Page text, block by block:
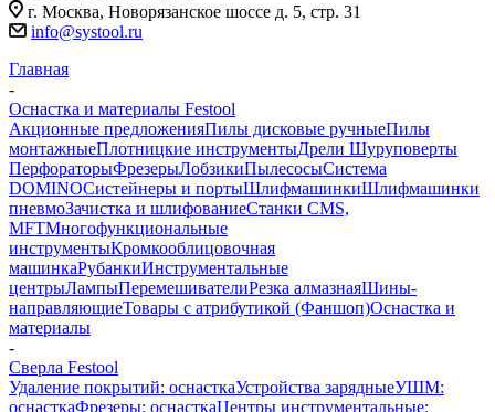
г. Москва, Новорязанское шоссе д. 5, стр. 31
info@systool.ru
Главная
-
Оснастка и материалы Festool
Акционные предложенияПилы дисковые ручныеПилы
монтажныеПлотницкие инструментыДрели Шуруповерты
ПерфораторыФрезерыЛобзикиПылесосыСистема
DOMINOСистейнеры и портыШлифмашинкиШлифмашинки
пневмоЗачистка и шлифованиеСтанки CMS,
MFTМногофункциональные
инструментыКромкооблицовочная
машинкаРубанкиИнструментальные
центрыЛампыПеремешивателиРезка алмазнаяШины-
направляющиеТовары с атрибутикой (Фаншоп)Оснастка и
материалы
-
Сверла Festool
Удаление покрытий: оснасткаУстройства зарядныеУШМ:
оснасткаФрезеры: оснасткаЦентры инструментальные: